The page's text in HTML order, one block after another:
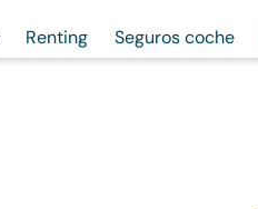
Renting Seguros coche